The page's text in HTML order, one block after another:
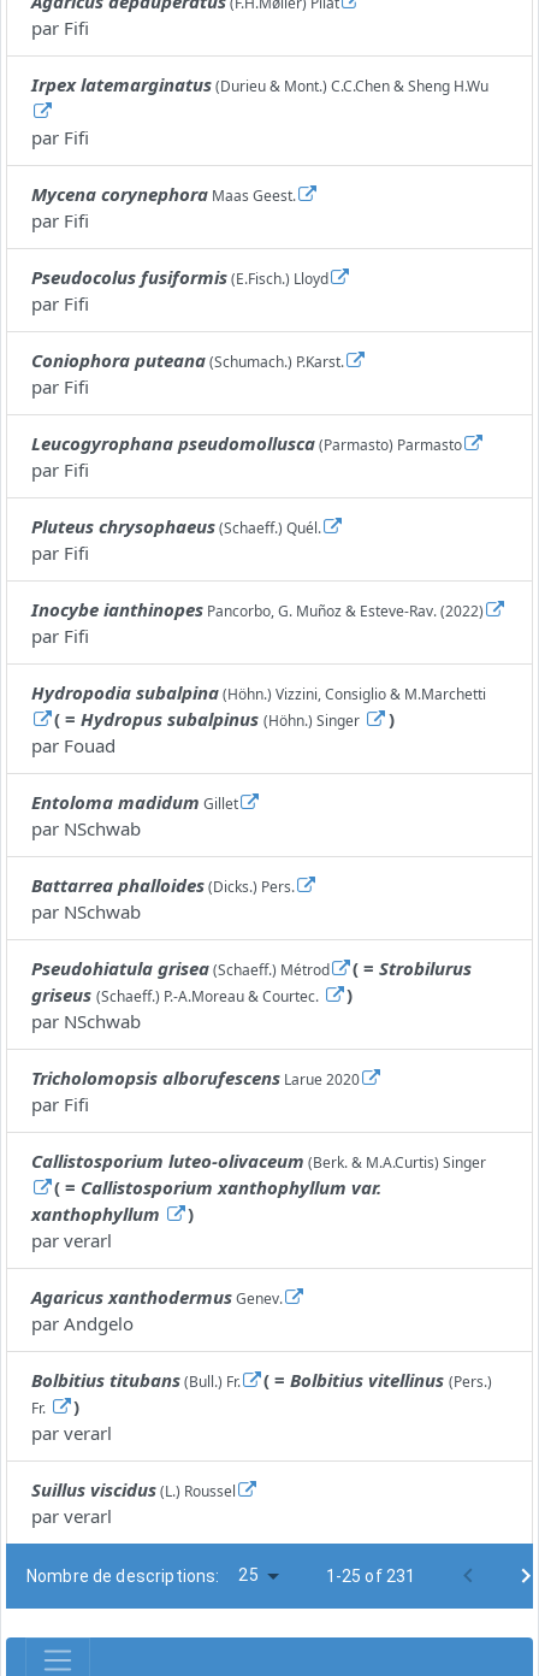
par Fifi
Irpex latemarginatus(Durieu & Mont.) C.C.Chen & Sheng H.Wu
par Fifi
Mycena corynephora Maas Geest.
par Fifi
Pseudocolus fusiformis(E.Fisch.) Lloyd
par Fifi
Coniophora puteana(Schumach.) P.Karst.
par Fifi
Leucogyrophana pseudomollusca(Parmasto) Parmasto
par Fifi
Pluteus chrysophaeus(Schaeff.) Quél.
par Fifi
Inocybe ianthinopes Pancorbo, G. Muñoz & Esteve-Rav. (2022)
par Fifi
Hydropodia subalpina(Höhn.) Vizzini, Consiglio & M.Marchetti
( =Hydropus subalpinus (Höhn.) Singer
)
par Fouad
Entoloma madidum Gillet
par NSchwab
Battarrea phalloides(Dicks.) Pers.
par NSchwab
Pseudohiatula grisea(Schaeff.) Métrod ( =Strobilurus
griseus (Schaeff.) P.-A.Moreau & Courtec.
)
par NSchwab
Tricholomopsis alborufescens Larue 2020
par Fifi
Callistosporium luteo-olivaceum (Berk. & M.A.Curtis) Singer
( = Callistosporium xanthophyllum var.
xanthophyllum
)
par verarl
Agaricus xanthodermusGenev.
par Andgelo
Bolbitius titubans(Bull.) Fr. ( =Bolbitius vitellinus (Pers.)
Fr.
)
par verarl
Suillus viscidus(L.) Roussel
par verarl
Nombre de descriptions: 25 1-25 of 231